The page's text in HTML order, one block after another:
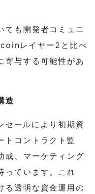
ても開発者コミュニ
レイヤー2と比べ
寄与する可能性があ
造
ールにより初期資
トコントラクト監
成、マーケティング
っています。これ
る透明な資金運用の